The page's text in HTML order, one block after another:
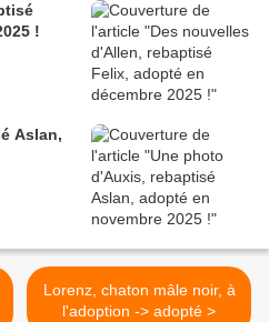
!
Aslan,
Lorenz, chaton mâle noir, à
l'adoption -> adopté >